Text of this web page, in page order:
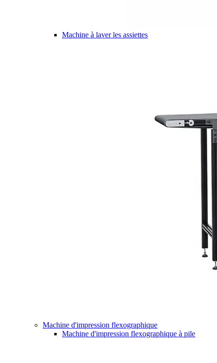
Machine à laver les assiettes
Machine d'impression flexographique
Machine d'impression flexographique à pile